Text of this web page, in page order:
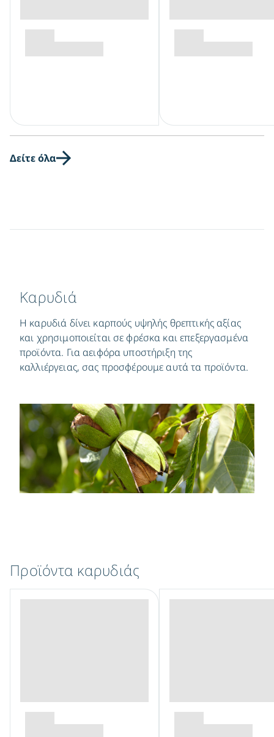
Δείτε όλα
Καρυδιά
Η καρυδιά δίνει καρπούς υψηλής θρεπτικής αξίας
και χρησιμοποιείται σε φρέσκα και επεξεργασμένα
προϊόντα. Για αειφόρα υποστήριξη της
καλλιέργειας, σας προσφέρουμε αυτά τα προϊόντα.
Προϊόντα καρυδιάς